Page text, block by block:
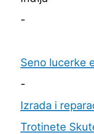
-
Seno lucerke
-
Izrada i
Trotinete